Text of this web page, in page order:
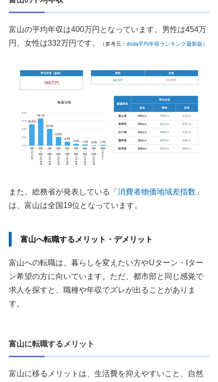
富山の平均年収は400万円となっています。男性は454万
円、女性は332万円です。
（参考元： doda平均年収ランキング最新版 ）
また、総務省が発表している「 消費者物価地域差指数 」
は、富山は全国19位となっています。
富山へ転職するメリット・デメリット
富山への転職は、暮らしを変えたい方やUターン・Iター
ン希望の方に向いています。ただ、都市部と同じ感覚で
求人を探すと、職種や年収でズレが出ることがありま
す。
富山に転職するメリット
富山に移るメリットは、生活費を抑えやすいこと、自然